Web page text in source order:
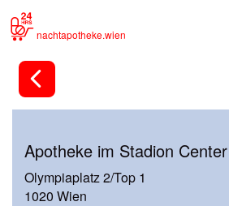
nachtapotheke.wien
Apotheke im Stadion Center
Olympiaplatz 2/Top 1
1020 Wien